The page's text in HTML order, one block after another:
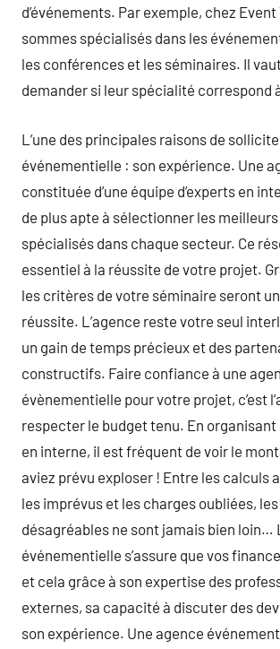
d’événements. Par exemple, chez
sommes spécialisés dans les
les conférences et les séminaires. Il
demander si leur spécialité correspond
L’une des principales raisons de
événementielle : son expérience. Une
constituée d’une équipe d’experts en
de plus apte à sélectionner les
spécialisés dans chaque secteur. Ce
essentiel à la réussite de votre projet.
les critères de votre séminaire seront
réussite. L’agence reste votre seul
un gain de temps précieux et des
constructifs. Faire confiance à une
évènementielle pour votre projet, c’est
respecter le budget tenu. En
en interne, il est fréquent de voir le
aviez prévu exploser ! Entre les calculs
les imprévus et les charges oubliées,
désagréables ne sont jamais bien loin…
événementielle s’assure que vos
et cela grâce à son expertise des
externes, sa capacité à discuter des
son expérience. Une agence